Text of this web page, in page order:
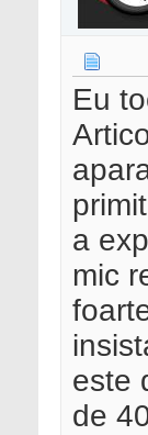
Eu
a
mic
este
de